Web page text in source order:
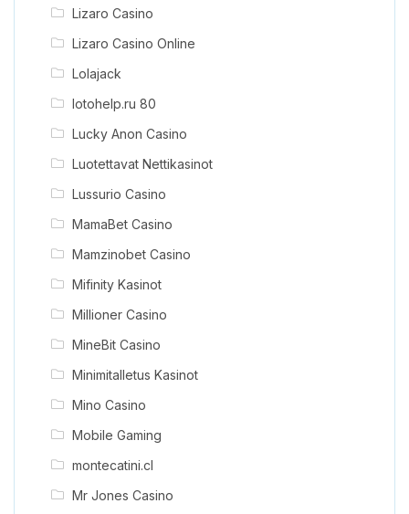
Lizaro Casino
Lizaro Casino Online
Lolajack
lotohelp.ru 80
Lucky Anon Casino
Luotettavat Nettikasinot
Lussurio Casino
MamaBet Casino
Mamzinobet Casino
Mifinity Kasinot
Millioner Casino
MineBit Casino
Minimitalletus Kasinot
Mino Casino
Mobile Gaming
montecatini.cl
Mr Jones Casino